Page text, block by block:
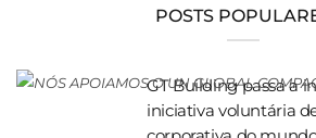
POSTS
GT Building passa a
iniciativa voluntária